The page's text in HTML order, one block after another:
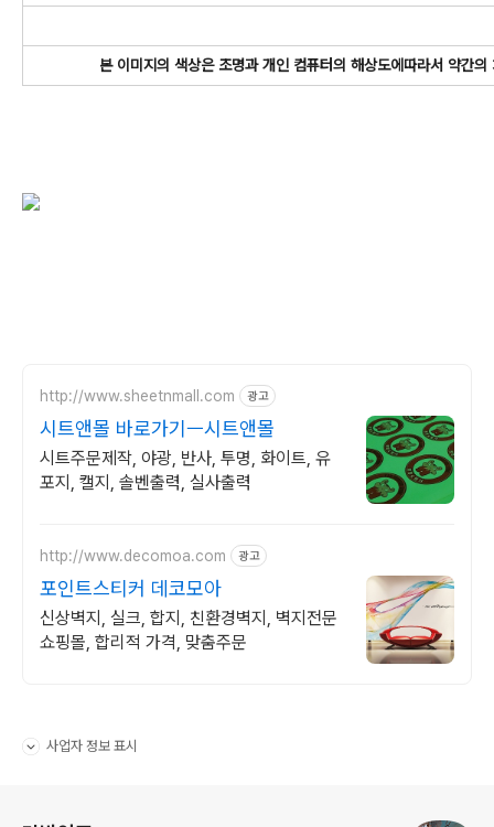
본 이미지의 색상은 조명과 개인 컴퓨터의 해상도에따라서 약간의
http://www.sheetnmall.com 광고
시트앤몰 바로가기ㅡ시트앤몰
시트주문제작, 야광, 반사, 투명, 화이트, 유
포지, 캘지, 솔벤출력, 실사출력
http://www.decomoa.com 광고
포인트스티커 데코모아
신상벽지, 실크, 합지, 친환경벽지, 벽지전문
쇼핑몰, 합리적 가격, 맞춤주문
사업자 정보 표시